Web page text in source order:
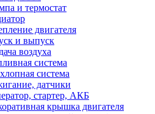
и термостат
двигателя
и выпуск
воздуха
система
система
датчики
стартер, АКБ
крышка двигателя